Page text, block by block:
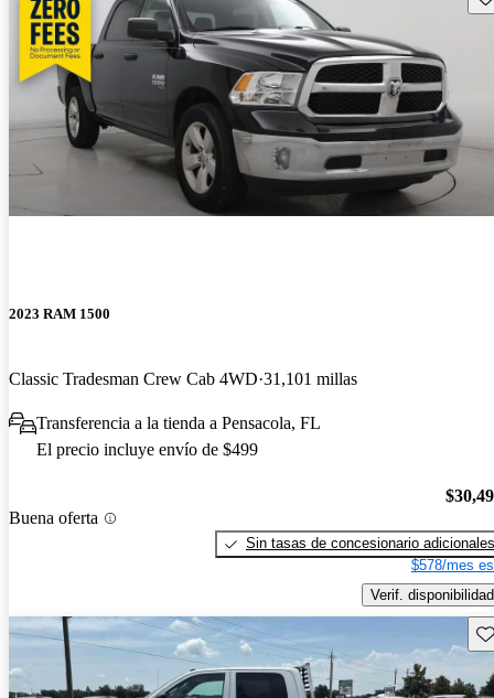
2023 RAM 1500
Classic Tradesman Crew Cab 4WD 31,101 millas
Transferencia a la tienda a Pensacola, FL
El precio incluye envío de $499
Buena oferta
Sin tasas de concesionario adicionales
$578/mes
Verif. disponibilidad